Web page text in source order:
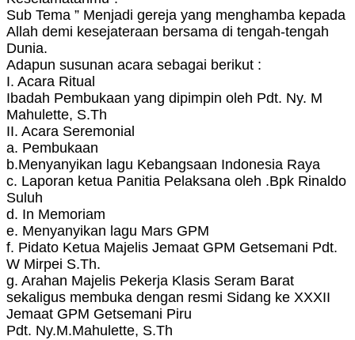
Sub Tema ” Menjadi gereja yang menghamba kepada
Allah demi kesejateraan bersama di tengah-tengah
Dunia.
Adapun susunan acara sebagai berikut :
I. Acara Ritual
Ibadah Pembukaan yang dipimpin oleh Pdt. Ny. M
Mahulette, S.Th
II. Acara Seremonial
a. Pembukaan
b.Menyanyikan lagu Kebangsaan Indonesia Raya
c. Laporan ketua Panitia Pelaksana oleh .Bpk Rinaldo
Suluh
d. In Memoriam
e. Menyanyikan lagu Mars GPM
f. Pidato Ketua Majelis Jemaat GPM Getsemani Pdt.
W Mirpei S.Th.
g. Arahan Majelis Pekerja Klasis Seram Barat
sekaligus membuka dengan resmi Sidang ke XXXII
Jemaat GPM Getsemani Piru
Pdt. Ny.M.Mahulette, S.Th